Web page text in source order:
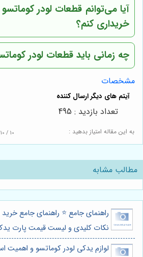
آیا می‌توانم قطعات لودر
خریداری کنم؟
چه زمانی باید قطعات لودر
مشخصات
به این مقاله امتیاز بدهید : 10 / 10
تعداد بازدید : 495
مطالب مشابه
راهنمای جامع ⭐️ راهنمای جامع
نکات کلیدی و لیست قیمت پارت
لوازم یدکی لودر کوماتسو و اهمیت